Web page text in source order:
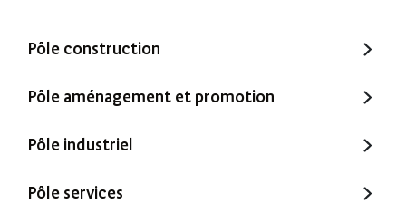
Pôle construction
Trecobat
Extenbois
Mureno
Pôle aménagement et promotion
Amenatys
Office Santé – Marque partenaire
Pôle industriel
Murébois
Pôle services